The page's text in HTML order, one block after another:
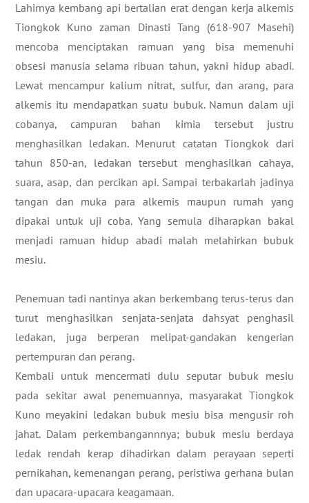
Lahirnya kembang api bertalian erat dengan kerja alkemis
Tiongkok Kuno zaman Dinasti Tang (618-907 Masehi)
mencoba menciptakan ramuan yang bisa memenuhi
obsesi manusia selama ribuan tahun, yakni hidup abadi.
Lewat mencampur kalium nitrat, sulfur, dan arang, para
alkemis itu mendapatkan suatu bubuk. Namun dalam uji
cobanya, campuran bahan kimia tersebut justru
menghasilkan ledakan. Menurut catatan Tiongkok dari
tahun 850-an, ledakan tersebut menghasilkan cahaya,
suara, asap, dan percikan api. Sampai terbakarlah jadinya
tangan dan muka para alkemis maupun rumah yang
dipakai untuk uji coba. Yang semula diharapkan bakal
menjadi ramuan hidup abadi malah melahirkan bubuk
mesiu.
Penemuan tadi nantinya akan berkembang terus-terus dan
turut menghasilkan senjata-senjata dahsyat penghasil
ledakan, juga berperan melipat-gandakan kengerian
pertempuran dan perang.
Kembali untuk mencermati dulu seputar bubuk mesiu
pada sekitar awal penemuannya, masyarakat Tiongkok
Kuno meyakini ledakan bubuk mesiu bisa mengusir roh
jahat. Dalam perkembangannnya; bubuk mesiu berdaya
ledak rendah kerap dihadirkan dalam perayaan seperti
pernikahan, kemenangan perang, peristiwa gerhana bulan
dan upacara-upacara keagamaan.